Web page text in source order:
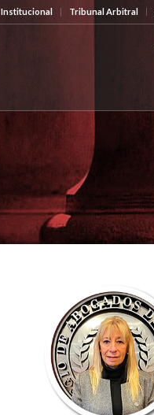
Institucional Tribunal Arbitral